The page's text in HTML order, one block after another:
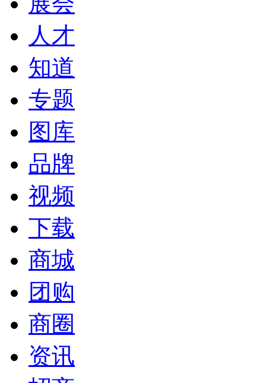
人才
知道
专题
图库
品牌
视频
下载
商城
团购
商圈
资讯